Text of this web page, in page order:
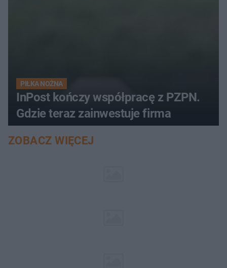
PIŁKA NOŻNA
InPost kończy współpracę z PZPN.
Gdzie teraz zainwestuje firma
ZOBACZ WIĘCEJ